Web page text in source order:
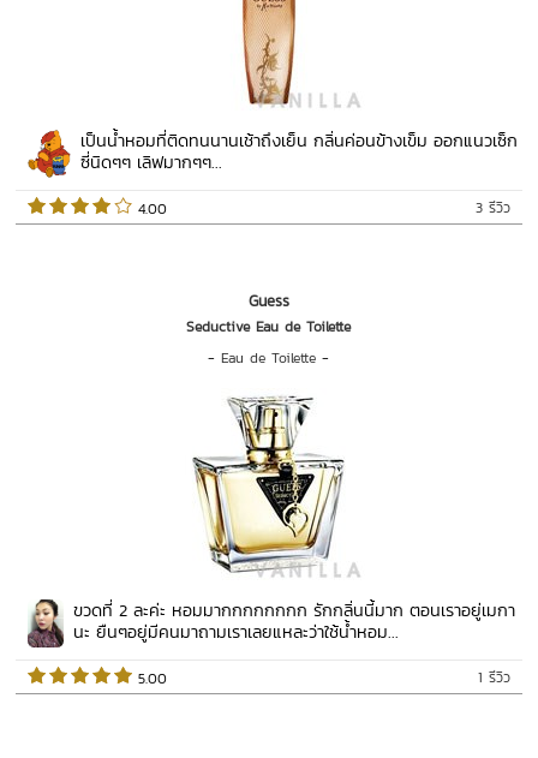
เป็นน้ำหอมที่ติดทนนานเช้าถึงเย็น กลิ่นค่อนข้างเข็ม ออกแนวเซ็ก
ซี่นิดๆๆ เลิฟมากๆๆ...
3 รีวิว
4.00
Guess
Seductive Eau de Toilette
-Eau de Toilette -
ขวดที่ 2 ละค่ะ หอมมากกกกกกกก รักกลิ่นนี้มาก ตอนเราอยู่เมกา
นะ ยืนๆอยู่มีคนมาถามเราเลยแหละว่าใช้น้ำหอม...
1 รีวิว
5.00